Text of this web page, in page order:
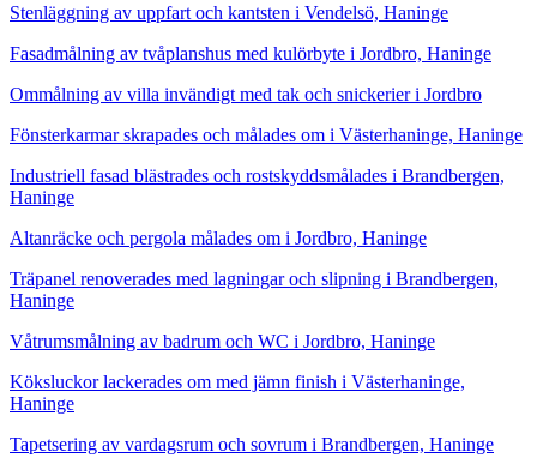
Stenläggning av uppfart och kantsten i Vendelsö, Haninge
Fasadmålning av tvåplanshus med kulörbyte i Jordbro, Haninge
Ommålning av villa invändigt med tak och snickerier i Jordbro
Fönsterkarmar skrapades och målades om i Västerhaninge, Haninge
Industriell fasad blästrades och rostskyddsmålades i Brandbergen,
Haninge
Altanräcke och pergola målades om i Jordbro, Haninge
Träpanel renoverades med lagningar och slipning i Brandbergen,
Haninge
Våtrumsmålning av badrum och WC i Jordbro, Haninge
Köksluckor lackerades om med jämn finish i Västerhaninge,
Haninge
Tapetsering av vardagsrum och sovrum i Brandbergen, Haninge